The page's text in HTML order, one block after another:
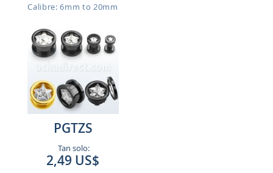
Calibre: 6mm to 20mm
PGTZS
Tan solo:
2,49 US$